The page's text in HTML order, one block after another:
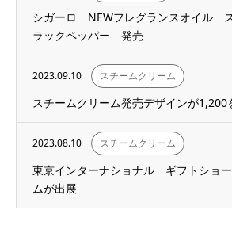
シガーロ NEWフレグランスオイル
ラックペッパー 発売
2023.09.10 スチームクリーム
スチームクリーム発売デザインが1,200
2023.08.10 スチームクリーム
東京インターナショナル ギフトショ
ムが出展